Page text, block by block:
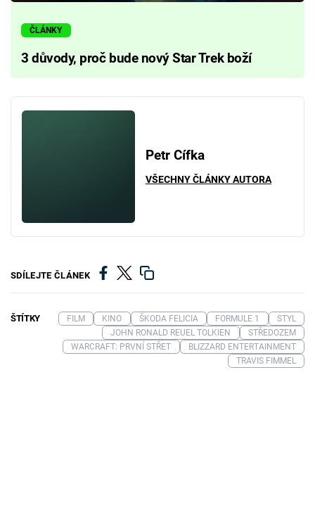
ČLÁNKY
3 důvody, proč bude nový Star Trek boží
Petr Cífka
VŠECHNY ČLÁNKY AUTORA
SDÍLEJTE ČLÁNEK
ŠTÍTKY FILM KINO ŠKODA FELICIA FORMULE 1
STYL
JOHN RONALD REUEL TOLKIEN
STŘEDOZEM
WARCRAFT: PRVNÍ STŘET
BLIZZARD ENTERTAINMENT
TRAVIS FIMMEL